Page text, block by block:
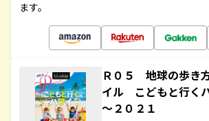
ます。
Ｒ０５ 地球の歩き
イル こどもと行く
～２０２１